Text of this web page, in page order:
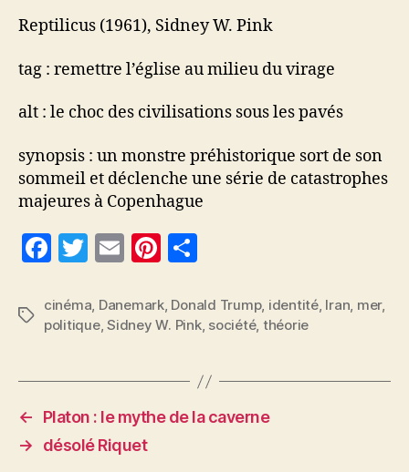
Reptilicus (1961), Sidney W. Pink
tag : remettre l’église au milieu du virage
alt : le choc des civilisations sous les pavés
synopsis : un monstre préhistorique sort de son
sommeil et déclenche une série de catastrophes
majeures à Copenhague
F
c
e
o
o
k
T
itt
er
E
ai
l
Pi
er
es
rt
a
g
er
Étiquettes
cinéma, Danemark, Donald Trump, identité, Iran, mer,
politique,Sidney W. Pink, société, théorie
←
Platon : le mythe de la caverne
→
désolé Riquet